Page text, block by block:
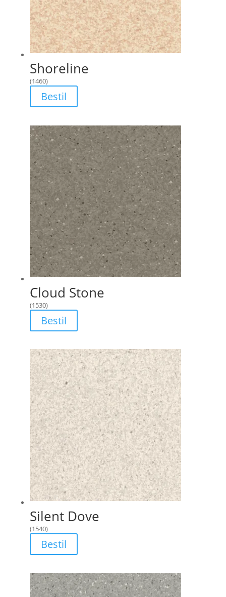
Shoreline
(1460)
Bestil
Cloud Stone
(1530)
Bestil
Silent Dove
(1540)
Bestil